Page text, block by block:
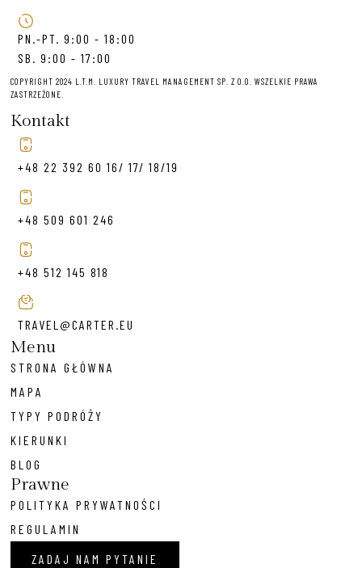
PN.-PT. 9:00 - 18:00
SB. 9:00 - 17:00
COPYRIGHT 2024 L.T.M. LUXURY TRAVEL MANAGEMENT SP. Z O.O. WSZELKIE PRAWA
ZASTRZEŻONE.
Kontakt
+48 22 392 60 16/ 17/ 18/19
+48 509 601 246
+48 512 145 818
TRAVEL@CARTER.EU
Menu
STRONA GŁÓWNA
MAPA
TYPY PODRÓŻY
KIERUNKI
BLOG
Prawne
POLITYKA PRYWATNOŚCI
REGULAMIN
ZADAJ NAM PYTANIE